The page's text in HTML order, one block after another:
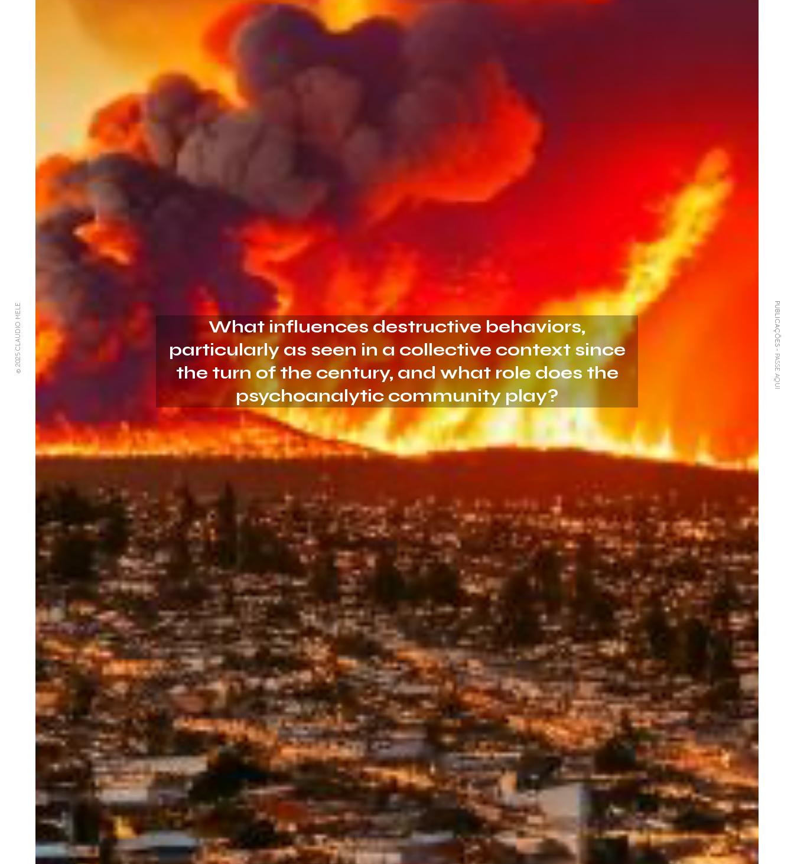
© 2025 CLAUDIO MELE PUBLICAÇÕES
- PASSE AQUI
What influences destructive behaviors,
particularly as seen in a collective context since
the turn of the century, and what role does the
psychoanalytic community play?